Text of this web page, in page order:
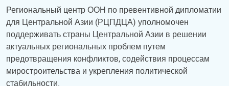
Региональный центр ООН по превентивной дипломатии
для Центральной Азии (РЦПДЦА) уполномочен
поддерживать страны Центральной Азии в решении
актуальных региональных проблем путем
предотвращения конфликтов, содействия процессам
миростроительства и укрепления политической
стабильности.